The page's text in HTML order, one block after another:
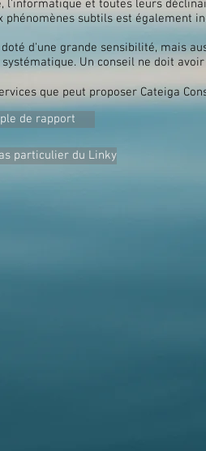
l'informatique et toutes leurs
subtils est également
d'une grande sensibilité, mais
Un conseil ne doit
que peut proposer Cateiga
de rapport
particulier du Linky